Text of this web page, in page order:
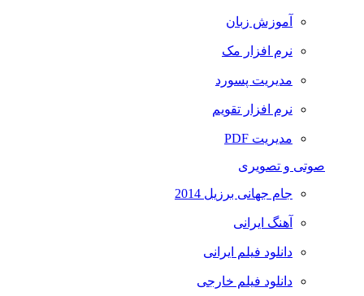
آموزش زبان
نرم افزار مک
مدیریت پسورد
نرم افزار تقویم
مدیریت PDF
صوتی و تصویری
جام جهانی برزیل 2014
آهنگ ایرانی
دانلود فیلم ایرانی
دانلود فیلم خارجی